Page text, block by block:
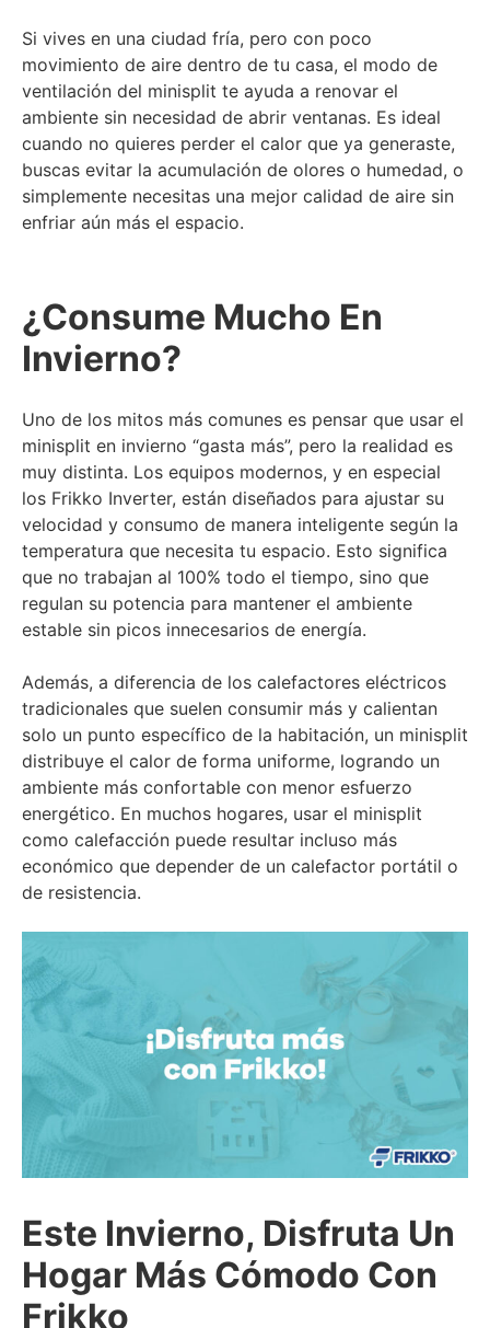
Si vives en una ciudad fría, pero con poco
movimiento de aire dentro de tu casa, el modo de
ventilación del minisplit te ayuda a renovar el
ambiente sin necesidad de abrir ventanas. Es ideal
cuando no quieres perder el calor que ya generaste,
buscas evitar la acumulación de olores o humedad, o
simplemente necesitas una mejor calidad de aire sin
enfriar aún más el espacio.
¿Consume Mucho En
Invierno?
Uno de los mitos más comunes es pensar que usar el
minisplit en invierno “gasta más”, pero la realidad es
muy distinta. Los equipos modernos, y en especial
los Frikko Inverter, están diseñados para ajustar su
velocidad y consumo de manera inteligente según la
temperatura que necesita tu espacio. Esto significa
que no trabajan al 100% todo el tiempo, sino que
regulan su potencia para mantener el ambiente
estable sin picos innecesarios de energía.
Además, a diferencia de los calefactores eléctricos
tradicionales que suelen consumir más y calientan
solo un punto específico de la habitación, un minisplit
distribuye el calor de forma uniforme, logrando un
ambiente más confortable con menor esfuerzo
energético. En muchos hogares, usar el minisplit
como calefacción puede resultar incluso más
económico que depender de un calefactor portátil o
de resistencia.
Este Invierno, Disfruta Un
Hogar Más Cómodo Con
Frikko